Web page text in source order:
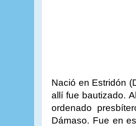
Nació en Estridón
allí fue bautizado.
ordenado
Dámaso. Fue en